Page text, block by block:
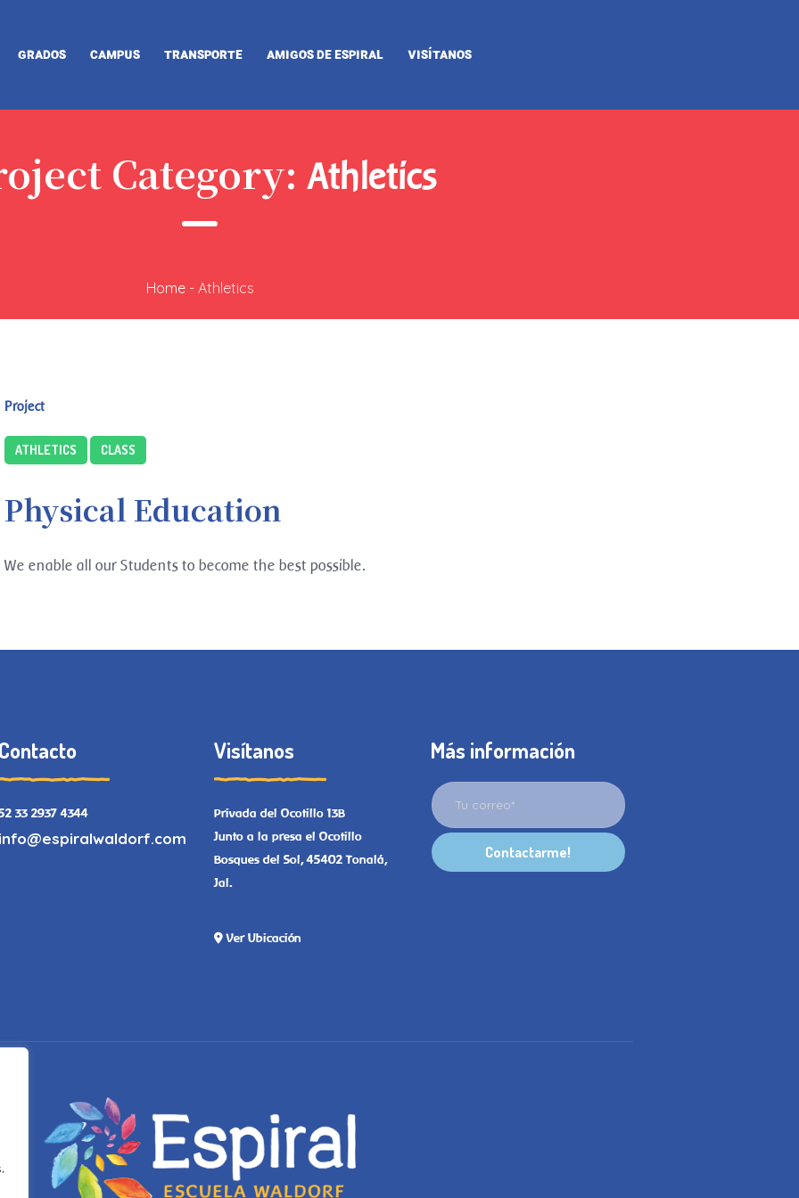
GRADOS CAMPUS TRANSPORTE AMIGOS DE ESPIRAL VISÍTANOS
Category:Athletics
Home - Athletics
Project
ATHLETICS CLASS
Physical Education
We enable all our Students to become the best possible.
Contacto
33 2937 4344
info@espiralwaldorf.com
Visítanos
Privada del Ocotillo 13B
Junto a la presa el Ocotillo
Bosques del Sol, 45402 Tonalá,
Jal.
Ver Ubicación
Más información